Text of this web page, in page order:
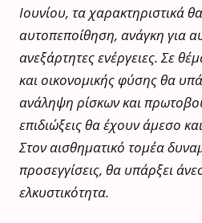
Ιουνίου, τα χαρακτηριστικά
αυτοπεποίθηση, ανάγκη για
ανεξάρτητες ενέργειες. Σε
και οικονομικής φύσης θα
ανάληψη ρίσκων και
επιδιώξεις θα έχουν άμεσο
Στον αισθηματικό τομέα
προσεγγίσεις, θα υπάρξει
ελκυστικότητα.